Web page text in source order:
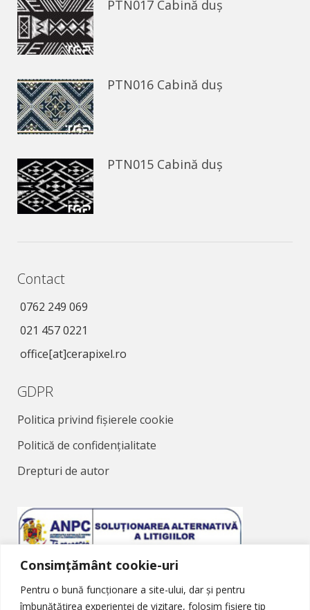
Consimțământ cookie-uri
Pentru o bună funcționare a site-ului, dar și pentru
îmbunătățirea experienței de vizitare, folosim fișiere tip
PTN017 Cabină duș
PTN016 Cabină duș
PTN015 Cabină duș
Contact
0762 249 069
021 457 0221
office[at]cerapixel.ro
GDPR
Politica privind fișierele cookie
Politică de confidențialitate
Drepturi de autor
Soluționarea Alternativă a Litigiilor